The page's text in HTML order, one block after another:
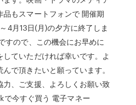
もスマートフォンで 開催期
4月13日(月)の夕方に終了しま
すので、この機会にお早めに
ていただければ幸いです。よ
で頂きたいと願っています。
力、ご支援、よろしくお願い致
で今すぐ買う 電子マネー